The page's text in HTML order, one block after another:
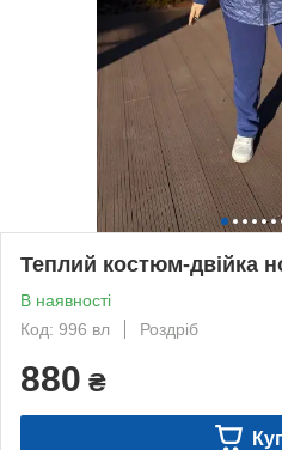
Теплий костюм-двійка
В наявності
Код: 996 вл
Роздріб
880 ₴